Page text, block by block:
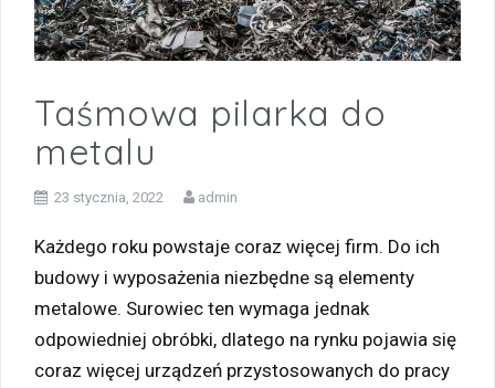
Taśmowa pilarka do
metalu
23 stycznia, 2022 admin
Każdego roku powstaje coraz więcej firm. Do ich
budowy i wyposażenia niezbędne są elementy
metalowe. Surowiec ten wymaga jednak
odpowiedniej obróbki, dlatego na rynku pojawia się
coraz więcej urządzeń przystosowanych do pracy